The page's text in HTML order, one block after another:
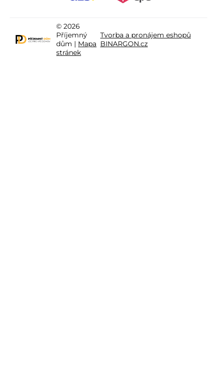
© 2026
Příjemný
dům | Mapa
stránek
Tvorba a pronájem eshopů
BINARGON.cz